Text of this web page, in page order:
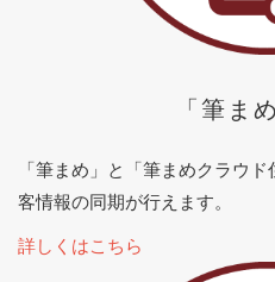
「筆ま
「筆まめ」と「筆まめクラウ
客情報の同期が行えます。
詳しくはこちら